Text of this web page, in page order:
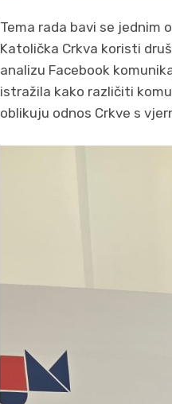
Tema rada bavi se jednim
Katolička Crkva koristi
analizu Facebook
istražila kako različiti
oblikuju odnos Crkve s